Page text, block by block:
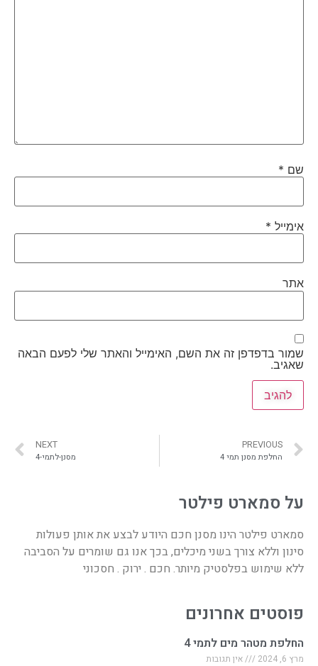
שם *
אימייל *
אתר
שמור בדפדפן זה את השם, האימייל והאתר שלי לפעם הבאה
שאגיב.
PREVIOUS
החלפת מסנן תמי 4
NEXT
מסנן-לתמי-4
על סמארט פילטר
סמארט פילטר הינו מסנן חכם היודע לבצע את אותן פעולות
סינון וללא צורך בשני מיכלים, בכך אנו גם שומרים על הסביבה
ללא שימוש בפלסטיק מיותר. חכם . ירוק . חסכוני
פוסטים אחרונים
החלפת מטהר מים לתמי 4
מרץ 6, 2024 אין תגובות